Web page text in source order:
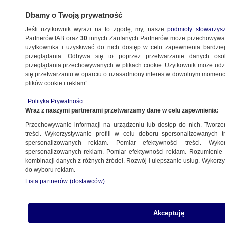
POLSKA
pałacem będzie trwała do czerwca
3.01.2024, 08:07
Udostępnij
Dbamy o Twoją prywatność
Jeśli użytkownik wyrazi na to zgodę, my, naszepodmioty
Partnerów IAB oraz30 innych Zaufanych Partnerów może
użytkownika i uzyskiwać do nich dostęp w celu zapewnienia
przeglądania. Odbywa się to poprzez przetwarzanie danych
przeglądania przechowywanych w plikach cookie. Użytkownik może
się przetwarzaniu w oparciu o uzasadniony interes w dowolnym
plików cookie i reklam”.
Polityka Prywatności
Wraz z naszymi partnerami przetwarzamy dane w celu zapewnienia:
Przechowywanie informacji na urządzeniu lub dostęp do nich.
treści. Wykorzystywanie profili w celu doboru spersonalizowanych
spersonalizowanych reklam. Pomiar efektywności treści.
spersonalizowanych reklam. Pomiar efektywności reklam.
kombinacji danych z różnych źródeł. Rozwój i ulepszanie usług.
do wyboru reklam.
Lista partnerów (dostawców)
Akceptuję